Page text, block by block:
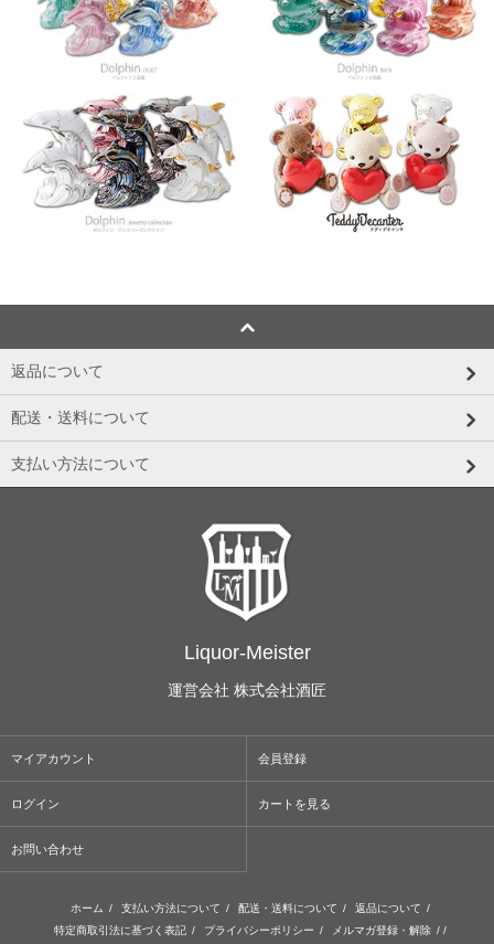
返品について
配送・送料について
支払い方法について
Liquor-Meister
運営会社 株式会社酒匠
マイアカウント 会員登録
ログイン カートを見る
お問い合わせ
ホーム / 支払い方法について / 配送・送料について / 返品について /
特定商取引法に基づく表記 / プライバシーポリシー / メルマガ登録・解除 / /